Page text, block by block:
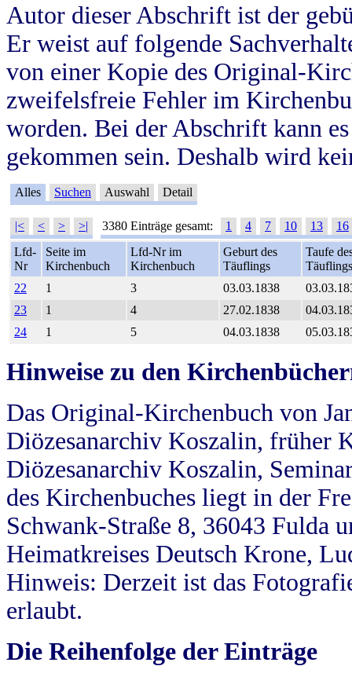
Autor dieser Abschrift ist der
Er weist auf folgende
von einer Kopie des Original-
zweifelsfreie Fehler im
worden. Bei der Abschrift kann
gekommen sein. Deshalb wird
Alles Suchen Auswahl Detail
|< < > >| 3380 Einträge gesamt: 1 4 7 10 13
16
Lfd-
Nr
Seite im
Kirchenbuch
Lfd-Nr im
Kirchenbuch
Geburt des
Täuflings
Taufe
Täuflings
22
1 3 03.03.1838
23
1 4 27.02.1838
24
1 5 04.03.1838
Hinweise zu den
Das Original-Kirchenbuch von
Diözesanarchiv Koszalin, früher
Diözesanarchiv Koszalin,
des Kirchenbuches liegt in der
Schwank-Straße 8, 36043 Fulda
Heimatkreises Deutsch Krone,
Hinweis: Derzeit ist das
erlaubt.
Die Reihenfolge der Einträge